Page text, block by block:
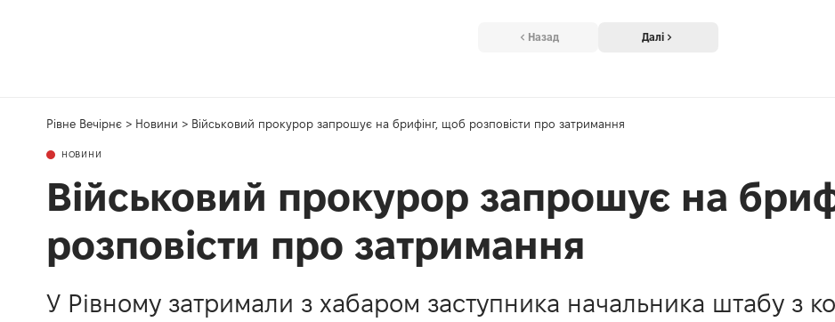
Назад Далі
Рівне Вечірнє > Новини > Військовий прокурор запрошує на брифінг, щоб розповісти про затримання
НОВИНИ
Військовий прокурор запрошує на
розповісти про затримання
У Рівному затримали з хабаром заступника начальника штабу з